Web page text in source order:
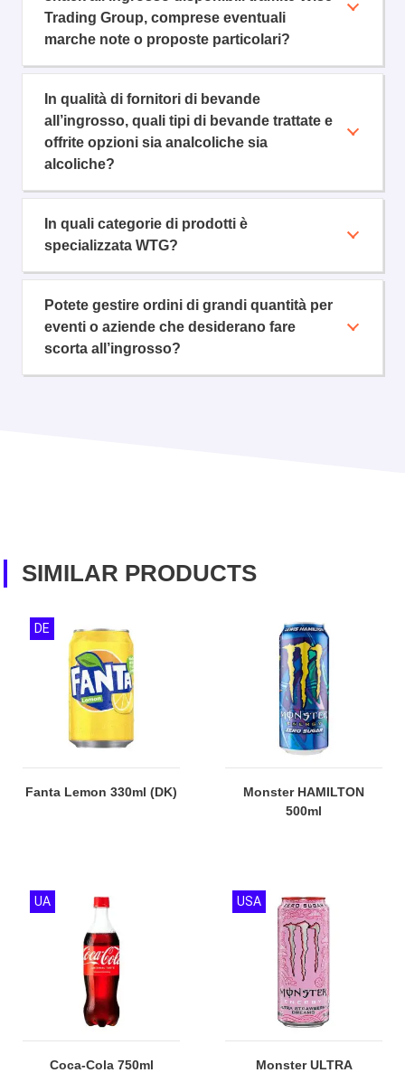
Trading Group, comprese eventuali
marche note o proposte particolari?
In qualità di fornitori di bevande
all’ingrosso, quali tipi di bevande trattate e
offrite opzioni sia analcoliche sia
alcoliche?
In quali categorie di prodotti è
specializzata WTG?
Potete gestire ordini di grandi quantità per
eventi o aziende che desiderano fare
scorta all’ingrosso?
SIMILAR PRODUCTS
Fanta Lemon 330ml (DK)
DE
Monster HAMILTON
500ml
Coca-Cola 750ml
UA
Monster ULTRA
USA